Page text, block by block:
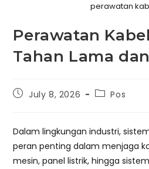
perawatan
Perawatan
Tahan Lama
PostJuly 8, 2026
PostPos
Dalam lingkungan industri,
peran penting dalam menjaga
mesin, panel listrik, hingga